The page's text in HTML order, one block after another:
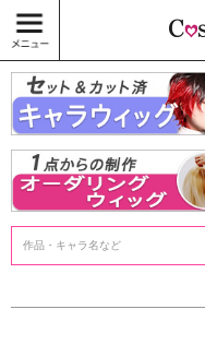
商品タグ
キャラウィッグ
未加工ウィッグ
ベースウィッグ
衣装
SALE中